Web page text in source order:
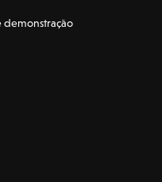
demonstração